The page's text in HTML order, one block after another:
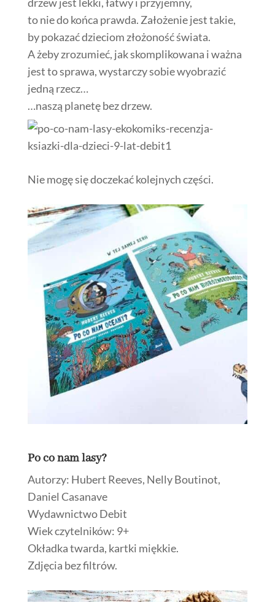
to nie do końca prawda. Założenie jest takie,
by pokazać dzieciom złożoność świata.
A żeby zrozumieć, jak skomplikowana i ważna
jest to sprawa, wystarczy sobie wyobrazić
jedną rzecz…
…naszą planetę bez drzew.
Nie mogę się doczekać kolejnych części.
Po co nam lasy?
Autorzy: Hubert Reeves, Nelly Boutinot,
Daniel Casanave
Wydawnictwo Debit
Wiek czytelników: 9+
Okładka twarda, kartki miękkie.
Zdjęcia bez filtrów.